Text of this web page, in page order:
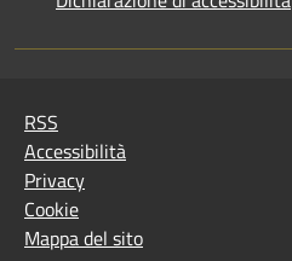
RSS
Accessibilità
Privacy
Cookie
Mappa del sito